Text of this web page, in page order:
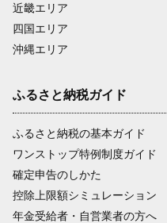
近畿エリア
四国エリア
沖縄エリア
ふるさと納税ガイド
ふるさと納税の基本ガイド
ワンストップ特例制度ガイド
確定申告のしかた
控除上限額シミュレーション
年金受給者・自営業者の方へ